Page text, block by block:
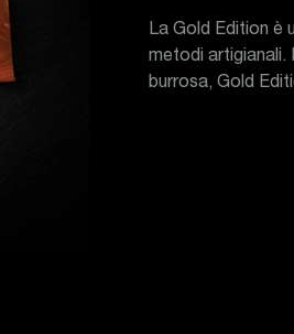
La Gold Edition è
metodi artigianali.
burrosa, Gold